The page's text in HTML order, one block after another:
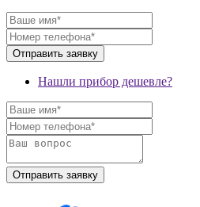
Нашли прибор дешевле?